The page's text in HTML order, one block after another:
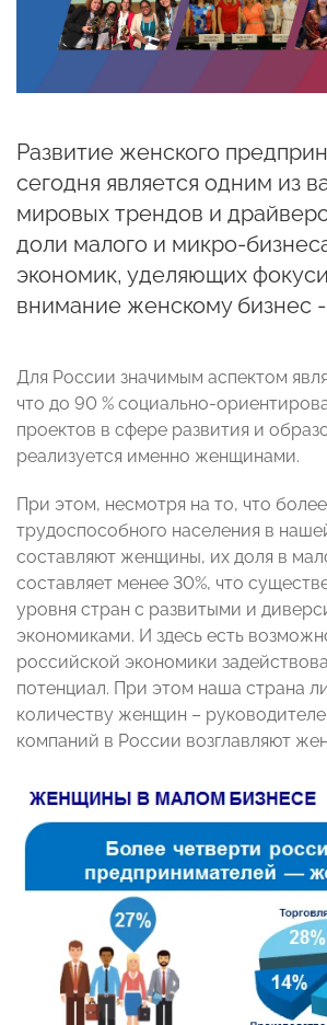
Развитие женского
сегодня является одним из
мировых трендов и
доли малого и микро-
экономик, уделяющих
внимание женскому бизнес -
Для России значимым аспектом
что до 90 % социально-
проектов в сфере развития и
реализуется именно женщинами.
При этом, несмотря на то, что
трудоспособного населения в
составляют женщины, их доля в
составляет менее 30%, что
уровня стран с развитыми и
экономиками. И здесь есть
российской экономики
потенциал. При этом наша страна
количеству женщин –
компаний в России возглавляют